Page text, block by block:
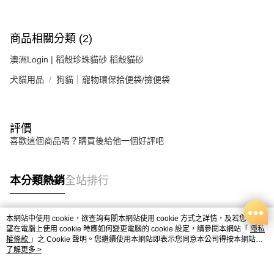
商品相關分類 (2)
澳洲Login | 稻殼珍珠貓砂 稻殼貓砂
犬貓用品 狗貓｜寵物環保拾便袋/撿便袋
評價
喜歡這個商品嗎？購買後給他一個好評吧
本分類熱銷全站排行
熱門標籤
本網站中使用 cookie，欲查詢有關本網站使用 cookie 方式之詳情，及若您不希
望在電腦上使用 cookie 時應如何變更電腦的 cookie 設定，請參閱本網站「 隱私
權條款 」之 Cookie 聲明。您繼續使用本網站即表示您同意本公司得按本網站使
用條款之 Cookie 聲明使用 cookie。
了解更多 >